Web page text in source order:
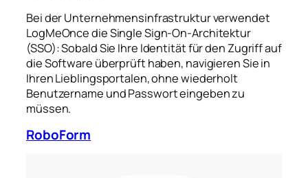
Bei der Unternehmensinfrastruktur verwendet
LogMeOnce die Single Sign-On-Architektur
(SSO): Sobald Sie Ihre Identität für den Zugriff auf
die Software überprüft haben, navigieren Sie in
Ihren Lieblingsportalen, ohne wiederholt
Benutzername und Passwort eingeben zu
müssen.
RoboForm